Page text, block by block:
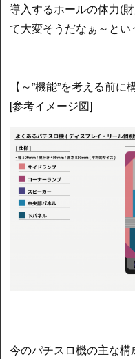
導入するホールの体力(
て大変そうだなぁ～とい
【～”機能”を考える前に
[参考イメージ図]
今のパチスロ機の主な構